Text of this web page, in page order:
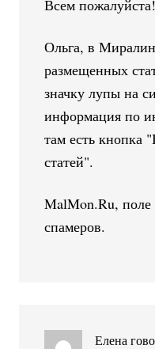
Всем пожалуйста!
Ольга, в
размещенных
значку лупы на
информация по
там есть кнопка
статей".
MalMon.Ru, поле
спамеров.
Елена